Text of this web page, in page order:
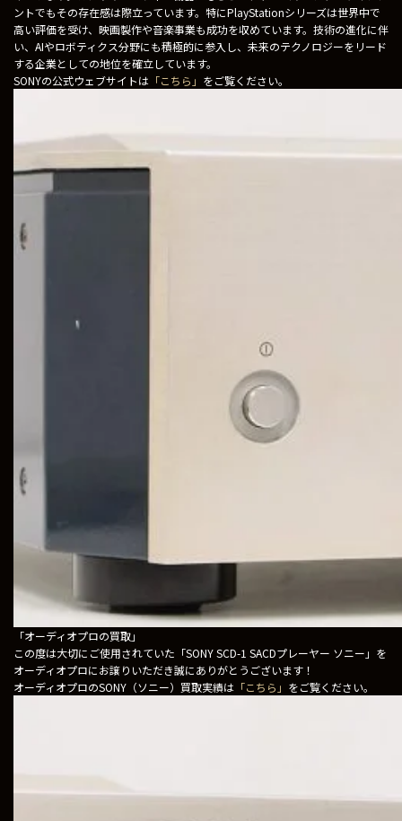
ントでもその存在感は際立っています。特にPlayStationシリーズは世界中で
高い評価を受け、映画製作や音楽事業も成功を収めています。技術の進化に伴
い、AIやロボティクス分野にも積極的に参入し、未来のテクノロジーをリード
する企業としての地位を確立しています。
SONYの公式ウェブサイトは 「こちら」 をご覧ください。
「オーディオプロの買取」
この度は大切にご使用されていた「SONY SCD-1 SACDプレーヤー ソニー」を
オーディオプロにお譲りいただき誠にありがとうございます！
オーディオプロのSONY（ソニー）買取実績は 「こちら」 をご覧ください。